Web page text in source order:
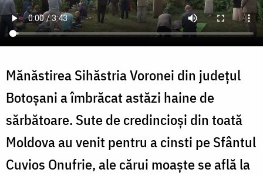
Mănăstirea Sihăstria Voronei din județul
Botoșani a îmbrăcat astăzi haine de
sărbătoare. Sute de credincioși din toată
Moldova au venit pentru a cinsti pe Sfântul
Cuvios Onufrie, ale cărui moaște se află la